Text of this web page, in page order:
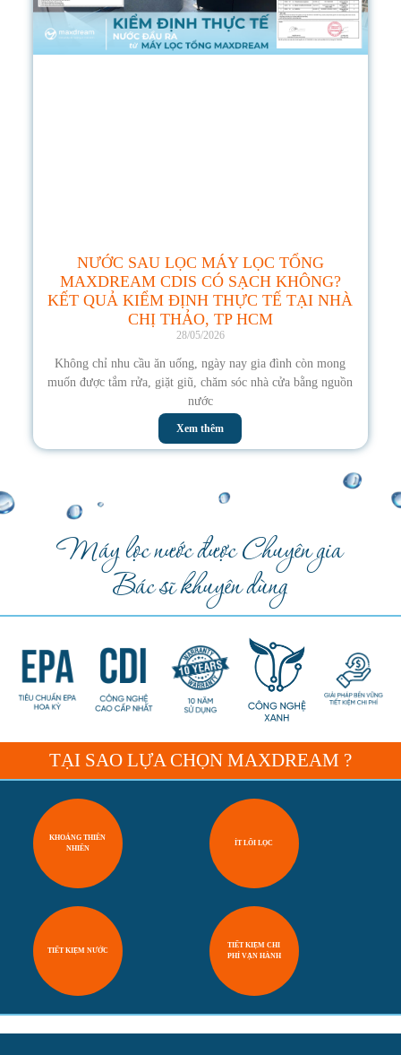
NƯỚC SAU LỌC MÁY LỌC TỔNG
MAXDREAM CDIS CÓ SẠCH KHÔNG?
KẾT QUẢ KIỂM ĐỊNH THỰC TẾ TẠI NHÀ
CHỊ THẢO, TP HCM
28/05/2026
Không chỉ nhu cầu ăn uống, ngày nay gia đình còn mong
muốn được tắm rửa, giặt giũ, chăm sóc nhà cửa bằng nguồn
nước
Xem thêm
Máy lọc nước được Chuyên gia
Bác sĩ khuyên dùng
TẠI SAO LỰA CHỌN MAXDREAM ?
KHOÁNG THIÊN
NHIÊN
ÍT LÕI LỌC
TIẾT KIỆM NƯỚC
TIẾT KIỆM CHI
PHÍ VẬN HÀNH